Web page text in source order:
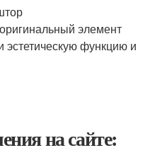
элемент
функцию и
на сайте: